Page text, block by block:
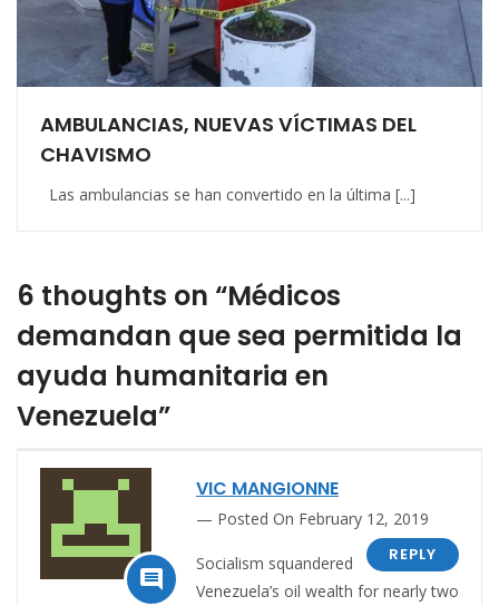
AMBULANCIAS, NUEVAS VÍCTIMAS DEL
CHAVISMO
Las ambulancias se han convertido en la última [...]
6 thoughts on “Médicos
demandan que sea permitida la
ayuda humanitaria en
Venezuela”

VIC MANGIONNE
Posted On February 12, 2019
REPLY
Socialism squandered
Venezuela’s oil wealth for nearly two